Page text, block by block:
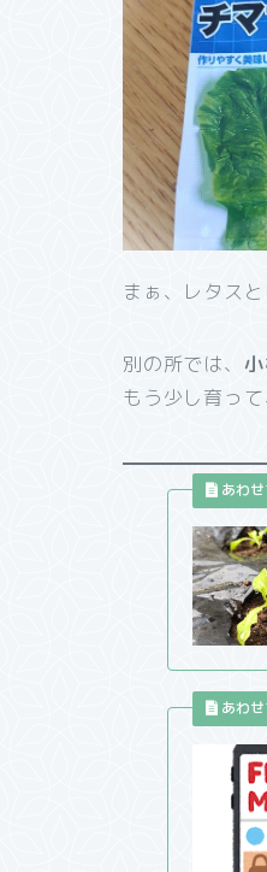
まぁ、レタス
別の所では、
もう少し育っ